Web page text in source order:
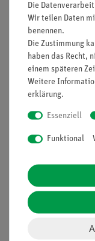
Projekte und
Presse
Datenschutz
Impressum
Die
Wir teilen Daten
benennen.
Die Zustimmung
haben das Recht,
einem späteren
Weitere
erklärung.
Essenziell
Funktional